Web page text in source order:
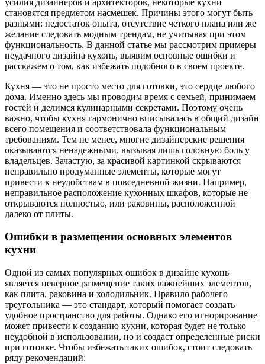
становятся предметом насмешек. Причины этого могут быть
разными: недостаток опыта, отсутствие четкого плана или же
желание следовать модным трендам, не учитывая при этом
функциональность. В данной статье мы рассмотрим примеры
неудачного дизайна кухонь, выявим основные ошибки и
расскажем о том, как избежать подобного в своем проекте.
Кухня — это не просто место для готовки, это сердце любого
дома. Именно здесь мы проводим время с семьей, принимаем
гостей и делимся кулинарными секретами. Поэтому очень
важно, чтобы кухня гармонично вписывалась в общий дизайн
всего помещения и соответствовала функциональным
требованиям. Тем не менее, многие дизайнерские решения
оказываются ненадежными, вызывая лишь головную боль у
владельцев. Зачастую, за красивой картинкой скрываются
неправильно продуманные элементы, которые могут
привести к неудобствам в повседневной жизни. Например,
неправильное расположение кухонных шкафов, которые не
открываются полностью, или раковины, расположенной
далеко от плиты.
Ошибки в размещении основных элементов
кухни
Одной из самых популярных ошибок в дизайне кухонь
является неверное размещение таких важнейших элементов,
как плита, раковина и холодильник. Правило рабочего
треугольника — это стандарт, который помогает создать
удобное пространство для работы. Однако его игнорирование
может привести к созданию кухни, которая будет не только
неудобной в использовании, но и создаст определенные риски
при готовке. Чтобы избежать таких ошибок, стоит следовать
ряду рекомендаций: